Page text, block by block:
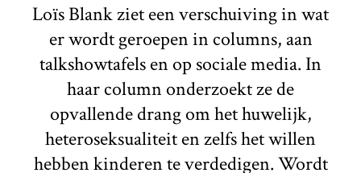
Loïs Blank ziet een verschuiving in wat
er wordt geroepen in columns, aan
talkshowtafels en op sociale media. In
haar column onderzoekt ze de
opvallende drang om het huwelijk,
heteroseksualiteit en zelfs het willen
hebben kinderen te verdedigen. Wordt